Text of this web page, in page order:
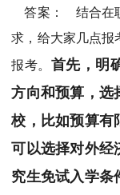
答案： 结合在
求，给大家几点报
报考。 首先，明
方向和预算，选
校，比如预算有
可以选择对外经
究生免试入学条